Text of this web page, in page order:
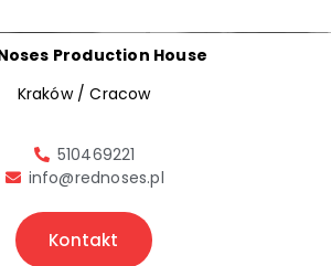
Production House
Kraków / Cracow
510469221
info@rednoses.pl
Kontakt